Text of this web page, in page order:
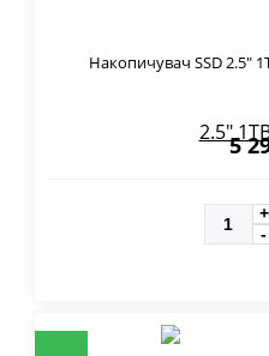
Накопичувач SSD 2.5"
5